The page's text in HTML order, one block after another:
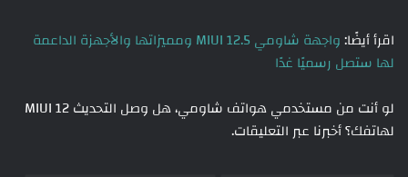
اقرأ أيضًا:
واجهة شاومي MIUI 12.5 ومميزاتها والأجهزة الداعمة
لها ستصل رسميًا غدًا
لو أنت من مستخدمي هواتف شاومي، هل وصل التحديث MIUI 12
لهاتفك؟ أخبرنا عبر التعليقات.